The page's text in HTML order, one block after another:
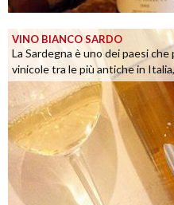
VINO BIANCO SARDO
La Sardegna è uno dei paesi
vinicole tra le più antiche in